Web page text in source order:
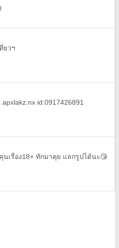
ยวฯ
id:0917426891
นเรื่อง18+ ทักมาคุย แลกรูปได้นะ😘